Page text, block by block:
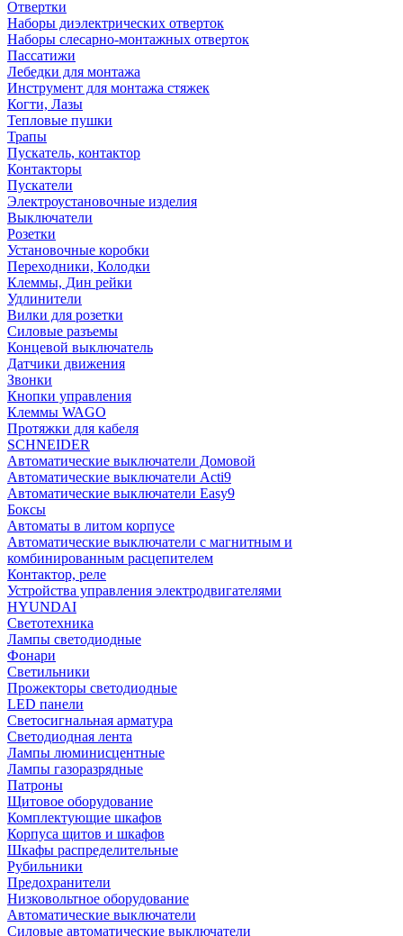
Отвертки
Наборы диэлектрических отверток
Наборы слесарно-монтажных отверток
Пассатижи
Лебедки для монтажа
Инструмент для монтажа стяжек
Когти, Лазы
Тепловые пушки
Трапы
Пускатель, контактор
Контакторы
Пускатели
Электроустановочные изделия
Выключатели
Розетки
Установочные коробки
Переходники, Колодки
Клеммы, Дин рейки
Удлинители
Вилки для розетки
Силовые разъемы
Концевой выключатель
Датчики движения
Звонки
Кнопки управления
Клеммы WAGO
Протяжки для кабеля
SCHNEIDER
Автоматические выключатели Домовой
Автоматические выключатели Acti9
Автоматические выключатели Easy9
Боксы
Автоматы в литом корпусе
Автоматические выключатели с магнитным и
комбинированным расцепителем
Контактор, реле
Устройства управления электродвигателями
HYUNDAI
Светотехника
Лампы светодиодные
Фонари
Светильники
Прожекторы светодиодные
LED панели
Светосигнальная арматура
Светодиодная лента
Лампы люминисцентные
Лампы газоразрядные
Патроны
Щитовое оборудование
Комплектующие шкафов
Корпуса щитов и шкафов
Шкафы распределительные
Рубильники
Предохранители
Низковольтное оборудование
Автоматические выключатели
Силовые автоматические выключатели